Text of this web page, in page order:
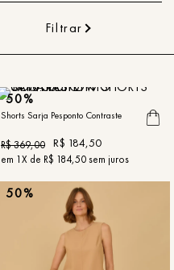
Filtrar
50%
Shorts Sarja Pesponto Contraste
R$369,00 R$ 184,50
em 1X de R$ 184,50sem juros
50%